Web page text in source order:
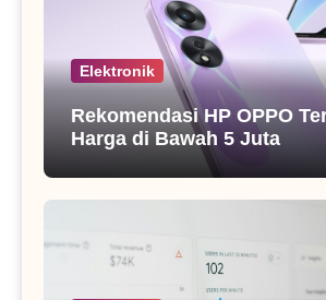
Elektronik
Rekomendasi HP OPPO
Harga di Bawah 5 Juta